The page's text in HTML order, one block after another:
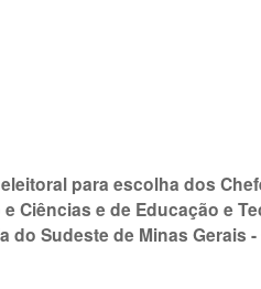
para escolha dos
Ciências e de Educação e
do Sudeste de Minas Gerais